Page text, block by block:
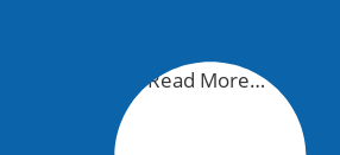
учёные ​Read More…